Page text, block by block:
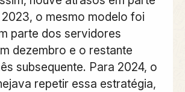
o mesmo modelo foi
parte dos servidores
dezembro e o restante
subsequente. Para 2024, o
repetir essa estratégia,